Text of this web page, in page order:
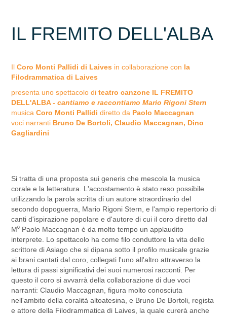
IL FREMITO DELL'ALBA
Il Coro Monti Pallidi di Laives in collaborazione con la
Filodrammatica di Laives
presenta uno spettacolo di teatro canzone IL FREMITO
DELL'ALBA - cantiamo e raccontiamo Mario Rigoni Stern
musica Coro Monti Pallidi diretto da Paolo Maccagnan
voci narranti Bruno De Bortoli, Claudio Maccagnan, Dino
Gagliardini
Si tratta di una proposta sui generis che mescola la musica
corale e la letteratura. L'accostamento è stato reso possibile
utilizzando la parola scritta di un autore straordinario del
secondo dopoguerra, Mario Rigoni Stern, e l'ampio repertorio di
canti d'ispirazione popolare e d'autore di cui il coro diretto dal
M⁰ Paolo Maccagnan è da molto tempo un applaudito
interprete. Lo spettacolo ha come filo conduttore la vita dello
scrittore di Asiago che si dipana sotto il profilo musicale grazie
ai brani cantati dal coro, collegati l'uno all'altro attraverso la
lettura di passi significativi dei suoi numerosi racconti. Per
questo il coro si avvarrà della collaborazione di due voci
narranti: Claudio Maccagnan, figura molto conosciuta
nell'ambito della coralità altoatesina, e Bruno De Bortoli, regista
e attore della Filodrammatica di Laives, la quale curerà anche